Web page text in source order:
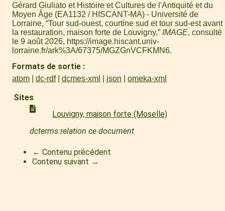
Gérard Giuliato et Histoire et Cultures de l'Antiquité et du
Moyen Âge (EA1132 / HISCANT-MA) - Université de
Lorraine, “Tour sud-ouest, courtine sud et tour sud-est avant
la restauration, maison forte de Louvigny,” IMAGE, consulté
le 9 août 2026, https://image.hiscant.univ-
lorraine.fr/ark%3A/67375/MGZGnVCFKMN6.
Formats de sortie
atom dc-rdf dcmes-xml json omeka-xml
Sites
Louvigny, maison forte (Moselle)
dcterms:relation ce document
← Contenu précédent
Contenu suivant →